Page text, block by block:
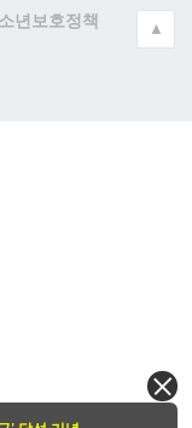
년보호정책
▲